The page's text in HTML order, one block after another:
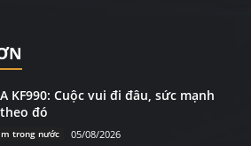
KF990: Cuộc vui đi đâu, sức mạnh
đó
trong nước 05/08/2026